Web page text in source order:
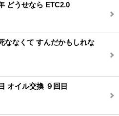
どうせなら ETC2.0
ななくて すんだかもしれな
オイル交換 ９回目